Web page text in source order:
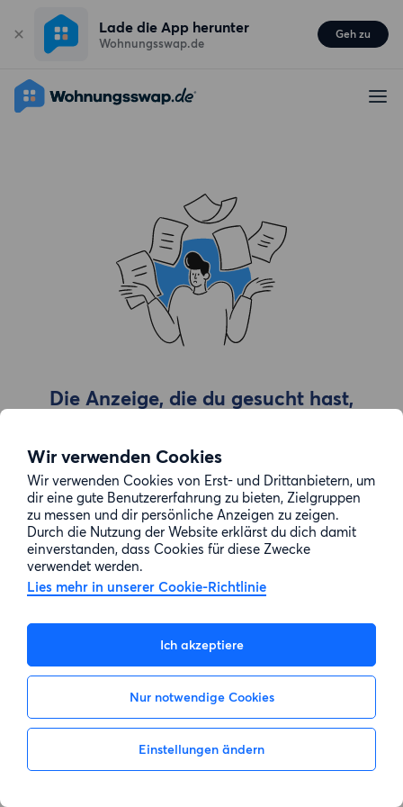
Wir verwenden Cookies
Wir verwenden Cookies von Erst- und Drittanbietern, um
dir eine gute Benutzererfahrung zu bieten, Zielgruppen
zu messen und dir persönliche Anzeigen zu zeigen.
Durch die Nutzung der Website erklärst du dich damit
einverstanden, dass Cookies für diese Zwecke
verwendet werden.
Lies mehr in unserer Cookie-Richtlinie
Ich akzeptiere
Nur notwendige Cookies
Einstellungen ändern
Lade die App herunter
Wohnungsswap.de
Geh zu
Die Anzeige, die du gesucht hast,
Zur Suche gehen